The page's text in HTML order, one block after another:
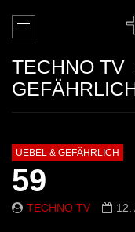
TECHNO TV
UEBEL & GEFÄHRLICH
59
TECHNO TV 12.